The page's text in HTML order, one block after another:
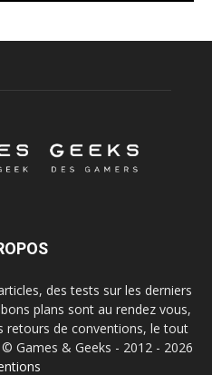
des tests sur les derniers
plans sont au rendez vous,
retours de conventions, le tout
Games & Geeks - 2012 - 2026